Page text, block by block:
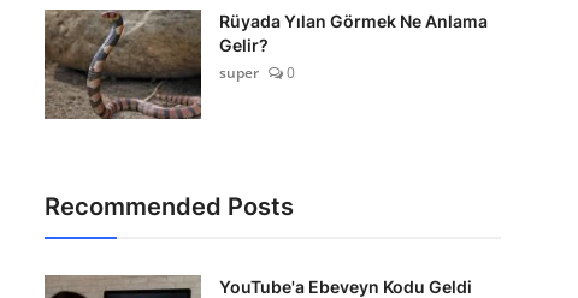
Rüyada Yılan Görmek Ne Anlama
Gelir?
super
0
Recommended Posts
YouTube'a Ebeveyn Kodu Geldi